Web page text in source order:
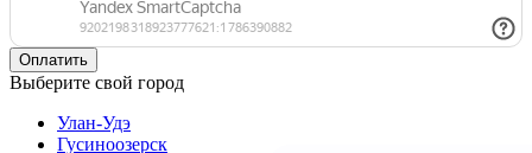
Оплатить
Выберите свой город
Улан-Удэ
Гусиноозерск